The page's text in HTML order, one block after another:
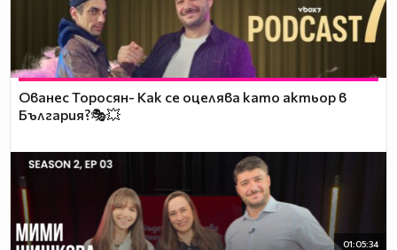
Ованес Торосян- Как се оцелява като актьор в
България?🎭💥
01:05:34